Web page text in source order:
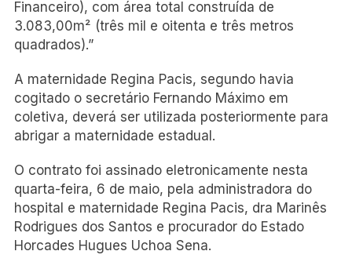
Financeiro), com área total construída de
3.083,00m² (três mil e oitenta e três metros
quadrados).”
A maternidade Regina Pacis, segundo havia
cogitado o secretário Fernando Máximo em
coletiva, deverá ser utilizada posteriormente para
abrigar a maternidade estadual.
O contrato foi assinado eletronicamente nesta
quarta-feira, 6 de maio, pela administradora do
hospital e maternidade Regina Pacis, dra Marinês
Rodrigues dos Santos e procurador do Estado
Horcades Hugues Uchoa Sena.